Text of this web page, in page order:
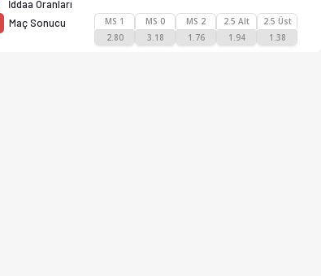
İddaa Oranları
Maç Sonucu
MS 1
2.80
MS 0
3.18
MS 2
1.76
2.5 Alt
1.94
2.5 Üst
1.38